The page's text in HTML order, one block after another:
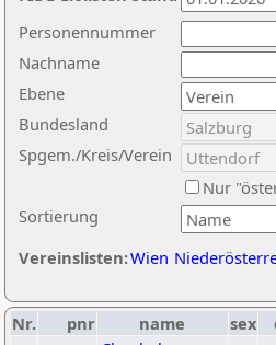
Nachname
Ebene
Sortierung
Personennummer
Bundesland
Spgem./Kreis/Verein
Nur
Vereinslisten:Wien
Nr. pnr name sex